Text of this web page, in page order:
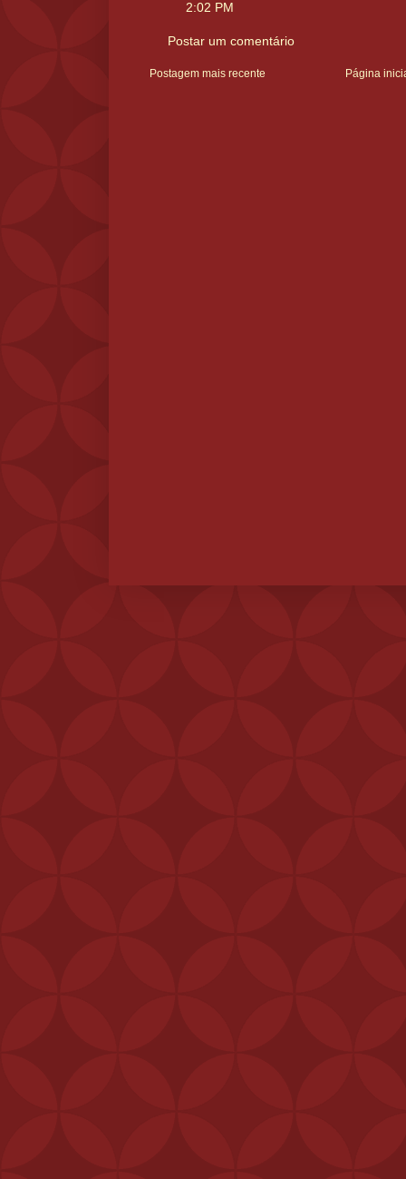
2:02 PM
Postar um comentário
Postagem mais recente Página